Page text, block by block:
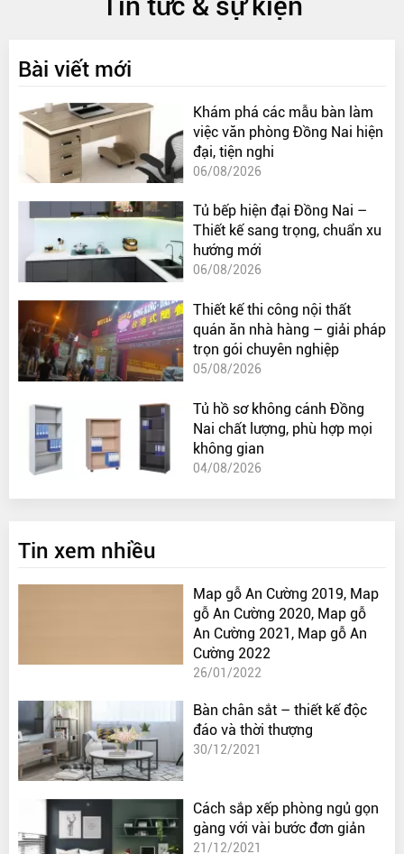
Bài viết mới
Khám phá các mẫu bàn làm
việc văn phòng Đồng Nai hiện
đại, tiện nghi
06/08/2026
Tủ bếp hiện đại Đồng Nai –
Thiết kế sang trọng, chuẩn xu
hướng mới
06/08/2026
Thiết kế thi công nội thất
quán ăn nhà hàng – giải pháp
trọn gói chuyên nghiệp
05/08/2026
Tủ hồ sơ không cánh Đồng
Nai chất lượng, phù hợp mọi
không gian
04/08/2026
Tin xem nhiều
Map gỗ An Cường 2019, Map
gỗ An Cường 2020, Map gỗ
An Cường 2021, Map gỗ An
Cường 2022
26/01/2022
Bàn chân sắt – thiết kế độc
đáo và thời thượng
30/12/2021
Cách sắp xếp phòng ngủ gọn
gàng với vài bước đơn giản
21/12/2021